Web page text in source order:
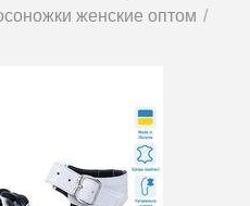
женские оптом /